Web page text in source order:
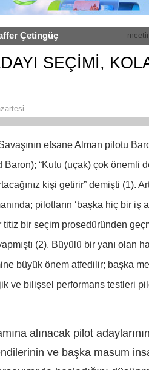
Çetingüç
SEÇİMİ,
efsane Alman pilotu
Baron); “Kutu (uçak) çok önemli
kişi getirir” demişti (1).
pilotların ‘başka hiç bir iş
titiz bir seçim prosedüründen
(2). Büyülü bir yanı olan
büyük önem atfedilir; başka
ve bilişsel performans testleri
alınacak pilot
ve başka masum